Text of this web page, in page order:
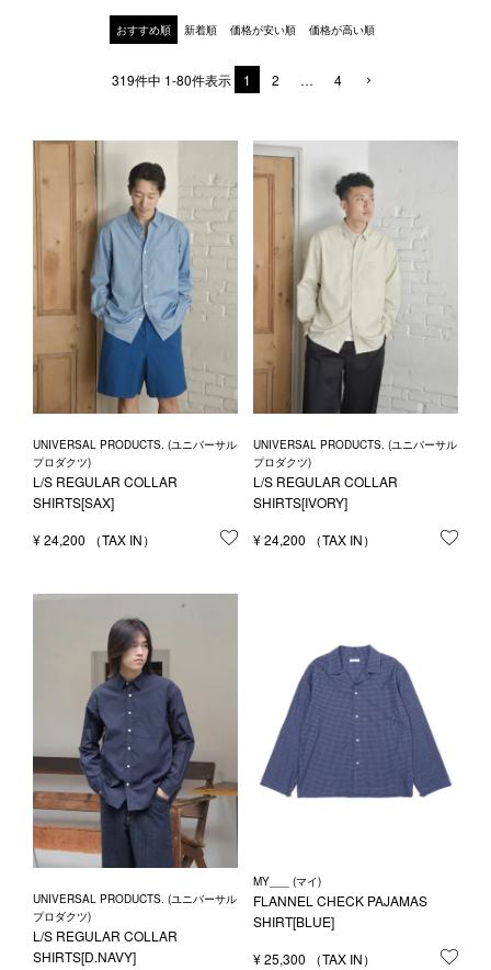
SEARCH
おすすめ順 新着順 価格が安い順 価格が高い順
319件中 1-80件表示 1 2 … 4
UNIVERSAL PRODUCTS. (ユニバーサル
プロダクツ)
L/S REGULAR COLLAR
SHIRTS[SAX]
¥24,200 お気に入りに登録する
UNIVERSAL PRODUCTS. (ユニバーサル
プロダクツ)
L/S REGULAR COLLAR
SHIRTS[IVORY]
¥24,200
UNIVERSAL PRODUCTS. (ユニバーサル
プロダクツ)
L/S REGULAR COLLAR
SHIRTS[D.NAVY]
MY___ (マイ)
FLANNEL CHECK PAJAMAS
SHIRT[BLUE]
¥25,300